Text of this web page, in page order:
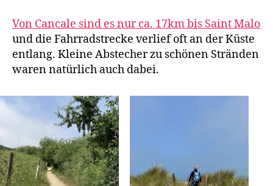
Von Cancale sind es nur ca. 17km bis Saint Malo
und die Fahrradstrecke verlief oft an der Küste
entlang. Kleine Abstecher zu schönen Stränden
waren natürlich auch dabei.